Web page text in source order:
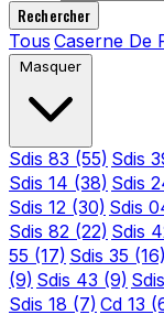
Rechercher
Tous Caserne De
Masquer
Sdis 83 (55) Sdis
Sdis 14 (38) Sdis
Sdis 12 (30) Sdis
Sdis 82 (22) Sdis
55 (17) Sdis 35 (16)
(9) Sdis 43 (9)
Sdis 18 (7) Cd 13